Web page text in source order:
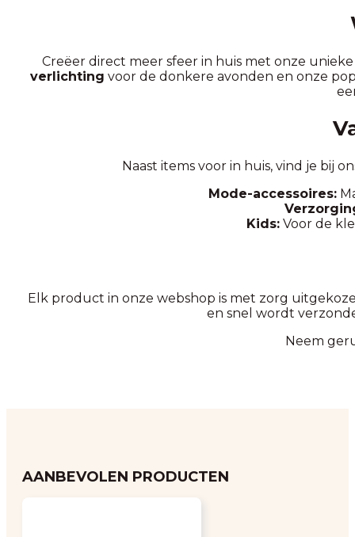
Creëer direct meer sfeer in huis met onze
verlichting voor de donkere avonden en onze
Naast items voor in huis, vind je bij
Mode-accessoires:
Kids:Voor de
Elk product in onze webshop is met zorg
en snel wordt
Neem
AANBEVOLEN PRODUCTEN